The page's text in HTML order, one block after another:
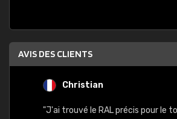
AVIS DES CLIENTS
Christian
"J'ai trouvé le RAL précis pour le